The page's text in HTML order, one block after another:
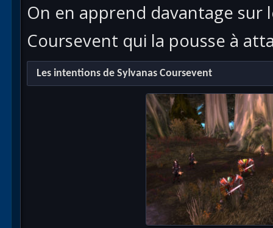
On en apprend davantage sur
Coursevent qui la pousse à
Les intentions de Sylvanas Coursevent